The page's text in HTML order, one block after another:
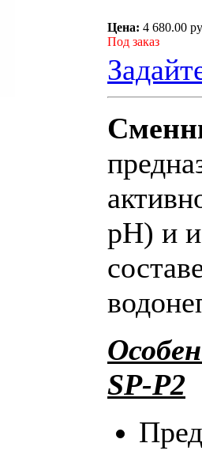
Цена: 4 680.00
Под заказ
pH) и
SP-P2